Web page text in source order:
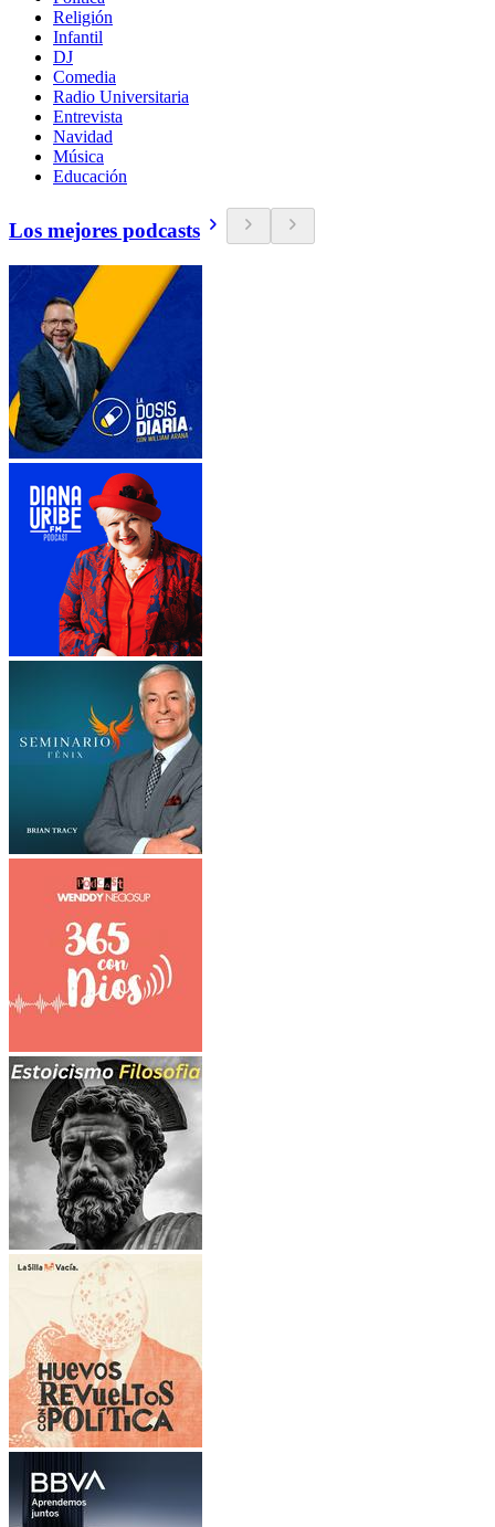
Religión
Infantil
DJ
Comedia
Radio Universitaria
Entrevista
Navidad
Música
Educación
Los mejores podcasts